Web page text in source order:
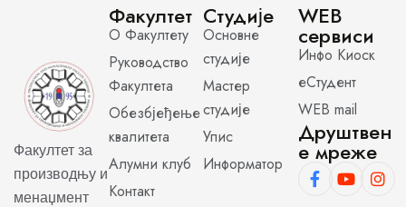
Факултет за
производњу и
менаџмент
Факултет
О Факултету
Руководство
Факултета
Обезбјеђење
квалитета
Алумни клуб
Контакт
Студије
Основне
студије
Мастер
студије
Упис
Информатор
WEB
сервиси
Инфо Киоск
еСтудент
WEB mail
Друштвен
е мреже